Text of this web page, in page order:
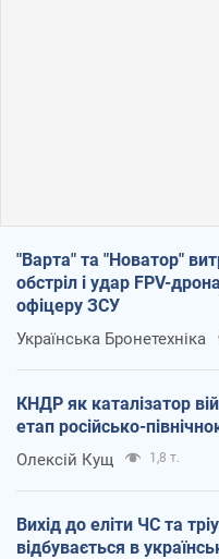
"Варта" та "Новатор"
обстріл і удар FPV-
офіцеру ЗСУ
Українська Бронетехніка
КНДР як каталізатор
етап російсько-
Олексій Кущ 1,8 т.
Вихід до еліти ЧС та
відбувається в